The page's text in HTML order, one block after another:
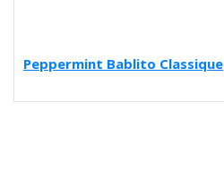
Peppermint Bablito Classique